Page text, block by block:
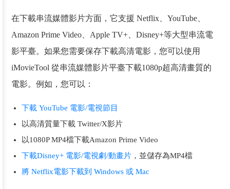
在下載串流媒體影片方面，它支援 Netflix、YouTube、
Amazon Prime Video、Apple TV+、Disney+等大型串流電
影平臺。如果您需要保存下載高清電影，您可以使用
iMovieTool 從串流媒體影片平臺下載1080p超高清畫質的
電影。例如，您可以：
下載 YouTube 電影/電視節目
以高清質量下載 Twitter/X影片
以1080P MP4檔下載Amazon Prime Video
下載Disney+ 電影/電視劇/動畫片 ，並儲存為MP4檔
將 Netflix電影下載到 Windows 或 Mac